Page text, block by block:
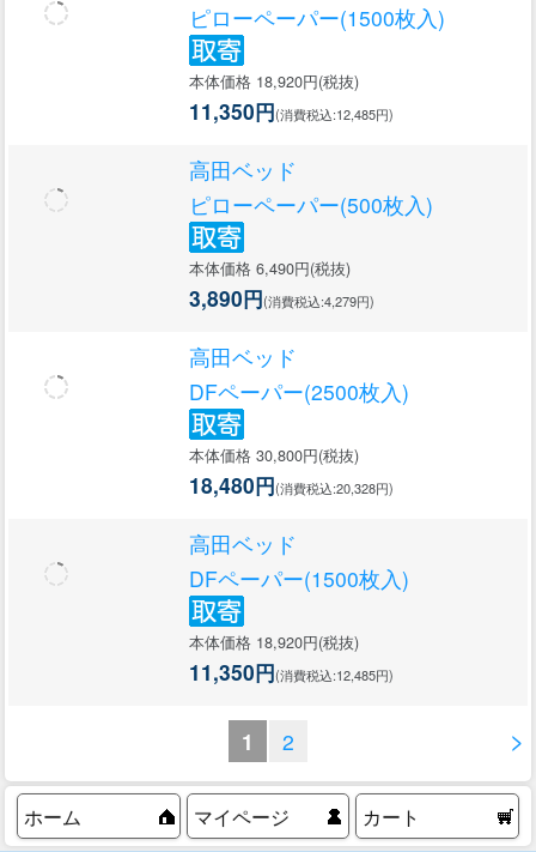
ピローペーパー(1500枚入)
本体価格 18,920円(税抜)
11,350円(消費税込:12,485円)
高田ベッド
ピローペーパー(500枚入)
本体価格 6,490円(税抜)
3,890円(消費税込:4,279円)
高田ベッド
DFペーパー(2500枚入)
本体価格 30,800円(税抜)
18,480円(消費税込:20,328円)
高田ベッド
DFペーパー(1500枚入)
本体価格 18,920円(税抜)
11,350円(消費税込:12,485円)
>
1 2
ホーム マイページ カート